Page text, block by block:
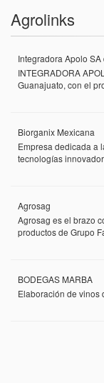
Agrolinks
Integradora Apolo SA
INTEGRADORA
Guanajuato, con el
Biorganix Mexicana
Empresa dedicada a
tecnologías
Agrosag
Agrosag es el brazo
productos de Grupo
BODEGAS MARBA
Elaboración de vinos